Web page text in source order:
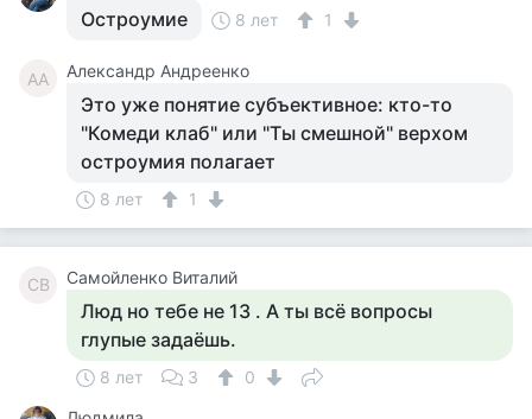
Остроумие 8 лет 1
АА Александр Андреенко
Это уже понятие субъективное: кто-то
"Комеди клаб" или "Ты смешной" верхом
остроумия полагает
8 лет 1
СВ Самойленко Виталий
Люд но тебе не 13 . А ты всё вопросы
глупые задаёшь.
8 лет 3
0